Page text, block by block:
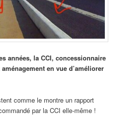
années, la CCI, concessionnaire
en vue d’améliorer
comme le montre un rapport
par la CCI elle-même !